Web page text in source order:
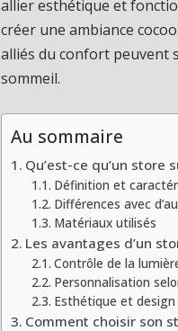
allier esthétique et
créer une ambiance
alliés du confort peuvent
sommeil.
Au sommaire
Qu’est-ce qu’un store
Définition et
Différences avec
Matériaux utilisés
Les avantages d’un
Contrôle de la
Personnalisation
Esthétique et
Comment choisir son